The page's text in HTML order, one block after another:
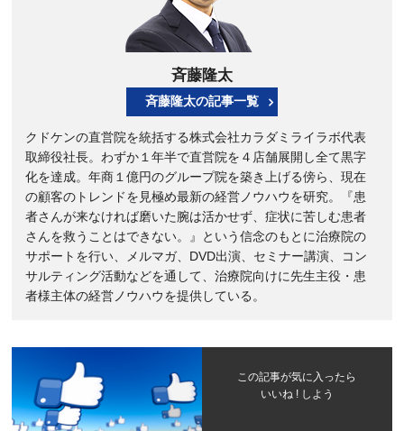
斉藤隆太
斉藤隆太の記事一覧
クドケンの直営院を統括する株式会社カラダミライラボ代表
取締役社長。わずか１年半で直営院を４店舗展開し全て黒字
化を達成。年商１億円のグループ院を築き上げる傍ら、現在
の顧客のトレンドを見極め最新の経営ノウハウを研究。『患
者さんが来なければ磨いた腕は活かせず、症状に苦しむ患者
さんを救うことはできない。』という信念のもとに治療院の
サポートを行い、メルマガ、DVD出演、セミナー講演、コン
サルティング活動などを通して、治療院向けに先生主役・患
者様主体の経営ノウハウを提供している。
この記事が気に入ったら
いいね ! しよう